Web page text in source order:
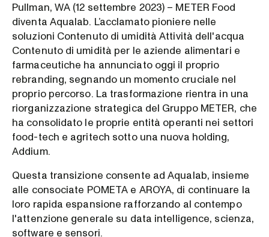
Pullman, WA (12 settembre 2023) – METER Food
diventa Aqualab. L’acclamato pioniere nelle
soluzioni Contenuto di umidità Attività dell'acqua
Contenuto di umidità per le aziende alimentari e
farmaceutiche ha annunciato oggi il proprio
rebranding, segnando un momento cruciale nel
proprio percorso. La trasformazione rientra in una
riorganizzazione strategica del Gruppo METER, che
ha consolidato le proprie entità operanti nei settori
food-tech e agritech sotto una nuova holding,
Addium.
Questa transizione consente ad Aqualab, insieme
alle consociate POMETA e AROYA, di continuare la
loro rapida espansione rafforzando al contempo
l'attenzione generale su data intelligence, scienza,
software e sensori.